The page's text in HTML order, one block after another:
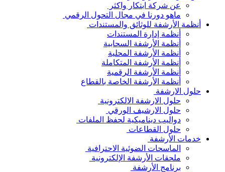
عن شركة ابتكار واكثر
ماهو دورنا في مجال التحول الرقمي
أنظمة الأرشفة للوثائق والمستندات
أنظمة إدارة المستندات
أنظمة الأرشفة السحابية
أنظمة الأرشفة المحلية
أنظمة الأرشفة المتكاملة
أنظمة الأرشفة الرقمية
أنظمة الأرشفة الخاصة بالقطاع
حلول الارشفة
حلول الارشفة الالكترونية
حلول الارشيف الورقي
دواليب ديناميكية لحفظ الملفات
حلول القطاعات
خدمات الأرشفة
الماسحات الضوئية الاحترافية
ملحقات الأرشفة الإلكترونية
برنامج الأرشفة